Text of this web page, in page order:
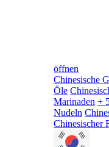
öffnen
Chinesische
Öle
Marinaden +
Nudeln
Chinesischer